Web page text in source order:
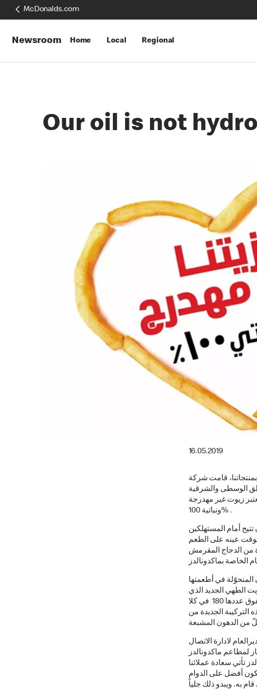
McDonalds.com
Newsroom Home Local Regional
Our oil is not
16.05.2019
بمنتجاتنا، قامت شركة
الوسطى والشرقية
زيوت غير مهدرجة
ونباتية 100% .
والغير مهدرجة " أن تتيح أمام المستهلكين
عينه على الطعم
من الدجاج المقرمش
المتحوّلة في أطعمتها
إلى زيت الطهي الجديد الذي
يشكّل مزيجاً من زيت دوّار الشمس وزيت الكانولا في مطاعمها التي يفوق عددها 180 في كلا
التركيبة الجديدة من
لادارة الاتصال
لمطاعم ماكدونالدز
تأتي سعادة عملائنا
أفضل على الدوام
به. ويبدو ذلك جلياً